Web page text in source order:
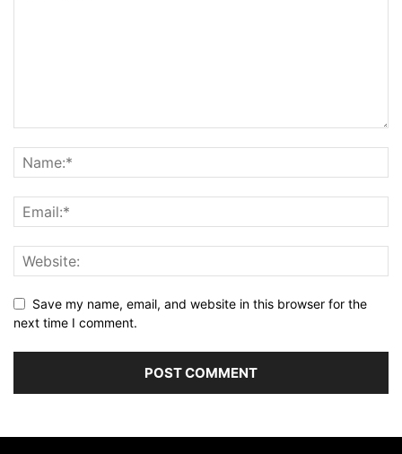
Save my name, email, and website in this browser for the
next time I comment.